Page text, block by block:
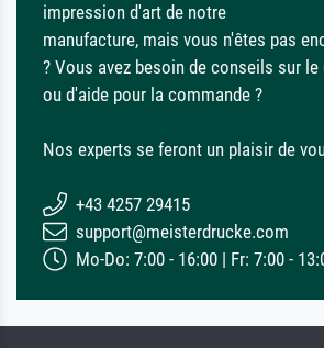
impression d'art de notre
manufacture, mais vous n'êtes pas
? Vous avez besoin de conseils sur
ou d'aide pour la commande ?
Nos experts se feront un plaisir de
+43 4257 29415
support@meisterdrucke.com
Mo-Do: 7:00 - 16:00 | Fr: 7:00 -